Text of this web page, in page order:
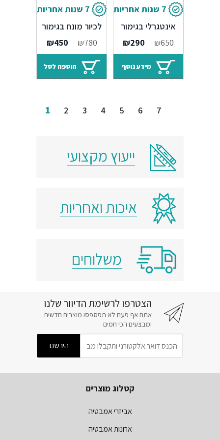
7 שנות אחריות
ברז LAVI לכיור
אינטגרלי בגימור
שחור ₪650
המחיר
המקורי
היה:
₪650.
₪290
הנוכחי
הוא:
₪290.
מידע נוסף
7 שנות אחריות
ברז GILBOA גבוה
לכיור מונח בגימור
ניקל מוברש
₪780
המחיר
המקורי
היה:
₪780.
₪450
הנוכחי
הוא:
₪450.
הוספה לסל
1 2 3 4 5 6 7
ייעוץ מקצועי
איכות ואחריות
משלוחים
הצטרפו לרשימת הדיוור שלנו
אתם אף פעם לא תפספסו מוצרים חדשים
ומבצעים הכי חמים
קטלוג מוצרים
אביזרי אמבטיה
ארונות אמבטיה